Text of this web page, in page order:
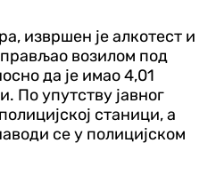
извршен је алкотест и
возилом под
да је имао 4,01
По упутству јавног
станици, а
се у полицијском